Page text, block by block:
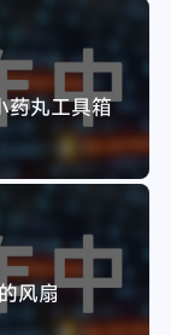
丸工具箱
风扇